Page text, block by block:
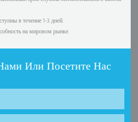
в течение 1-3 дней.
на мировом рынке.
Или Посетите Нас